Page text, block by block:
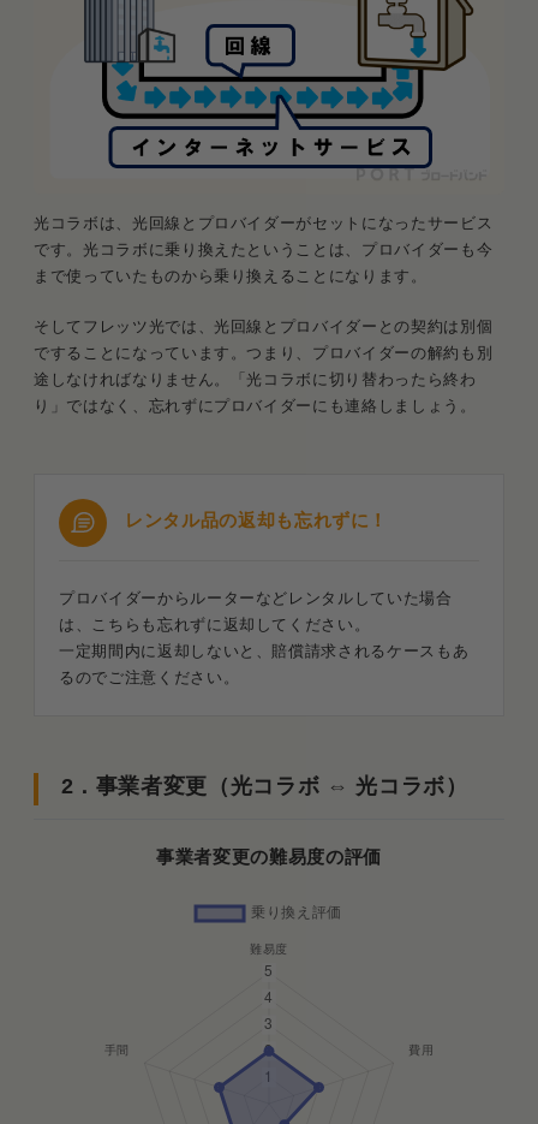
光コラボは、光回線とプロバイダーがセットになったサービス
です。光コラボに乗り換えたということは、プロバイダーも今
まで使っていたものから乗り換えることになります。
そしてフレッツ光では、光回線とプロバイダーとの契約は別個
ですることになっています。つまり、プロバイダーの解約も別
途しなければなりません。「光コラボに切り替わったら終わ
り」ではなく、忘れずにプロバイダーにも連絡しましょう。
レンタル品の返却も忘れずに！
プロバイダーからルーターなどレンタルしていた場合
は、こちらも忘れずに返却してください。
一定期間内に返却しないと、賠償請求されるケースもあ
るのでご注意ください。
2．事業者変更（光コラボ ⇔ 光コラボ）
事業者変更の難易度の評価